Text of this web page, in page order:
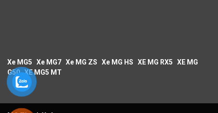
Xe MG5 Xe MG7 Xe MG ZS Xe MG HS XE MG RX5
XE MG
G50 XE MG5 MT